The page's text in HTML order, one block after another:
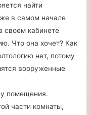
найти
в самом начале
своем кабинете
Что она хочет? Как
нет, потому
вооруженные
помещения.
части комнаты,